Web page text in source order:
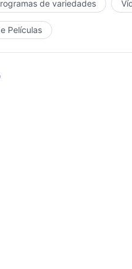
base a tus necesidades,
Hoy no tienes
y de hecho siempre
Pero aunque lo que
Si no puedes
experimentando. Esta
de variedades
Películas